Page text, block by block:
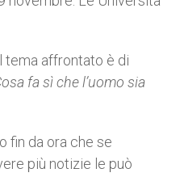
tema affrontato è di
fa sì che l’uomo sia
fin da ora che se
più notizie le può